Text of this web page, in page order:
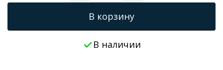
В корзину
В наличии